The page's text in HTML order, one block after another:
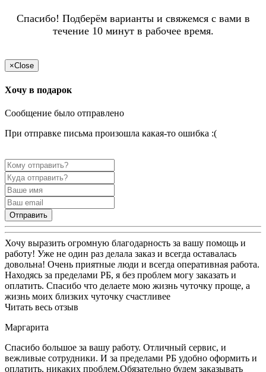
Спасибо! Подберём варианты и свяжемся с вами в
течение 10 минут в рабочее время.
×Close
Хочу в подарок
Сообщение было отправлено
При отправке письма произошла какая-то ошибка :(
Отправить
Хочу выразить огромную благодарность за вашу помощь и
работу! Уже не один раз делала заказ и всегда оставалась
довольна! Очень приятные люди и всегда оперативная работа.
Находясь за пределами РБ, я без проблем могу заказать и
оплатить. Спасибо что делаете мою жизнь чуточку проще, а
жизнь моих близких чуточку счастливее
Читать весь отзыв
Маргарита
Спасибо большое за вашу работу. Отличный сервис, и
вежливые сотрудники. И за пределами РБ удобно оформить и
оплатить, никаких проблем.Обязательно будем заказывать